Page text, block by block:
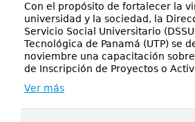
Con el propósito de fortalecer la
universidad y la sociedad, la
Servicio Social Universitario
Tecnológica de Panamá (UTP) se
noviembre una capacitación
de Inscripción de Proyectos o
Ver más